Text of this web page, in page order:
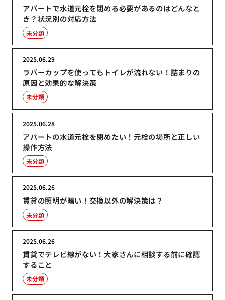
アパートで水道元栓を閉める必要があるのはどんなと
き？状況別の対応方法
未分類
ラバーカップを使ってもトイレが流れない！詰まりの
原因と効果的な解決策
2025.06.29
未分類
アパートの水道元栓を閉めたい！元栓の場所と正しい
操作方法
2025.06.28
未分類
賃貸の照明が暗い！交換以外の解決策は？
2025.06.26
未分類
賃貸でテレビ線がない！大家さんに相談する前に確認
すること
2025.06.26
未分類